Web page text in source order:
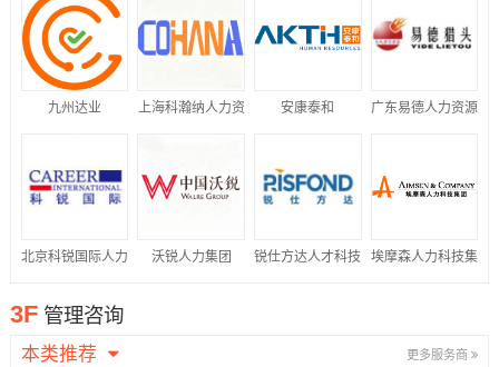
九州达业 上海科瀚纳人力资 安康泰和 广东易德人力资源
北京科锐国际人力 沃锐人力集团 锐仕方达人才科技 埃摩森人力科技集
3F 管理咨询
本类推荐 更多服务商